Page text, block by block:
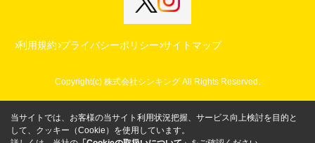
利用規約 プライバシーポリシー サイトマップ
Copyright(c) 株式会社シンキング All Rights Reserved.
当サイトでは、お客様の当サイト利用状況把握、サービス向上検討を目的と
して、クッキー（Cookie）を使用しています。